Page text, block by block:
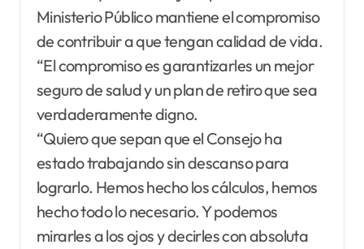
Ministerio Público mantiene el compromiso
de contribuir a que tengan calidad de vida.
“El compromiso es garantizarles un mejor
seguro de salud y un plan de retiro que sea
verdaderamente digno.
“Quiero que sepan que el Consejo ha
estado trabajando sin descanso para
lograrlo. Hemos hecho los cálculos, hemos
hecho todo lo necesario. Y podemos
mirarles a los ojos y decirles con absoluta